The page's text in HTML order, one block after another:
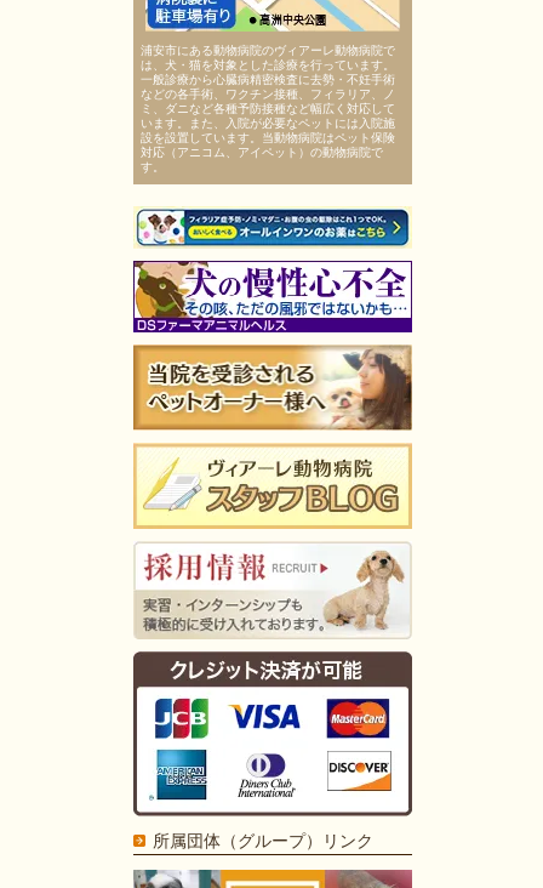
浦安市にある動物病院のヴィアーレ動物病院で
は、犬・猫を対象とした診療を行っています。
一般診療から心臓病精密検査に去勢・不妊手術
などの各手術、ワクチン接種、フィラリア、ノ
ミ、ダニなど各種予防接種など幅広く対応して
います。また、入院が必要なペットには入院施
設を設置しています。当動物病院はペット保険
対応（アニコム、アイペット）の動物病院で
す。
所属団体（グループ）リンク